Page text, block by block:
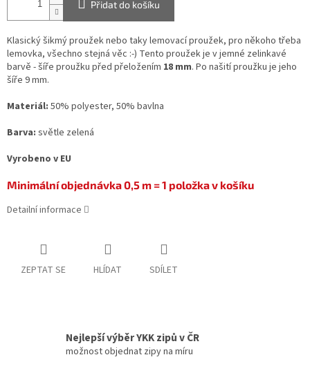
Přidat do košíku
Klasický šikmý proužek nebo taky lemovací proužek, pro někoho třeba
lemovka, všechno stejná věc :-) Tento proužek je v jemné zelinkavé
barvě - šíře proužku před přeložením 18 mm. Po našití proužku je jeho
šíře 9 mm.
Materiál: 50% polyester, 50% bavlna
Barva: světle zelená
Vyrobeno v EU
Minimální objednávka 0,5 m = 1 položka v košíku
Detailní informace
ZEPTAT SE HLÍDAT SDÍLET
Nejlepší výběr YKK zipů v ČR
možnost objednat zipy na míru